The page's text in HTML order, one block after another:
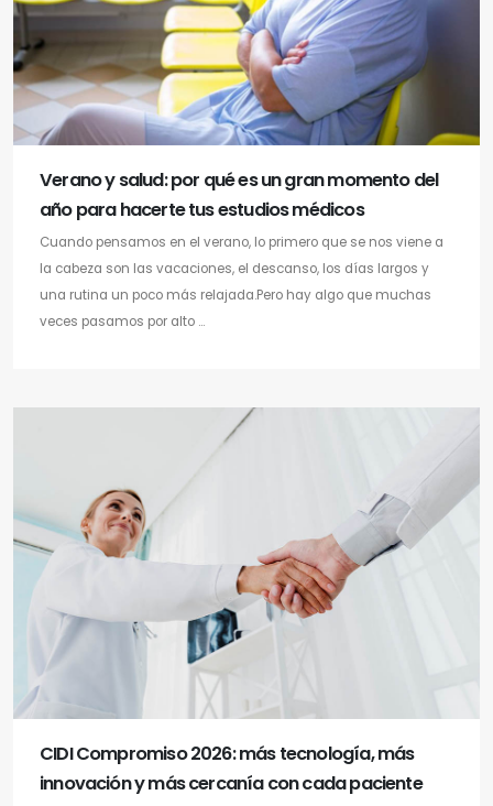
Verano y salud: por qué es un gran momento del
año para hacerte tus estudios médicos
Cuando pensamos en el verano, lo primero que se nos viene a
la cabeza son las vacaciones, el descanso, los días largos y
una rutina un poco más relajada.Pero hay algo que muchas
veces pasamos por alto ...
CIDI Compromiso 2026: más tecnología, más
innovación y más cercanía con cada paciente